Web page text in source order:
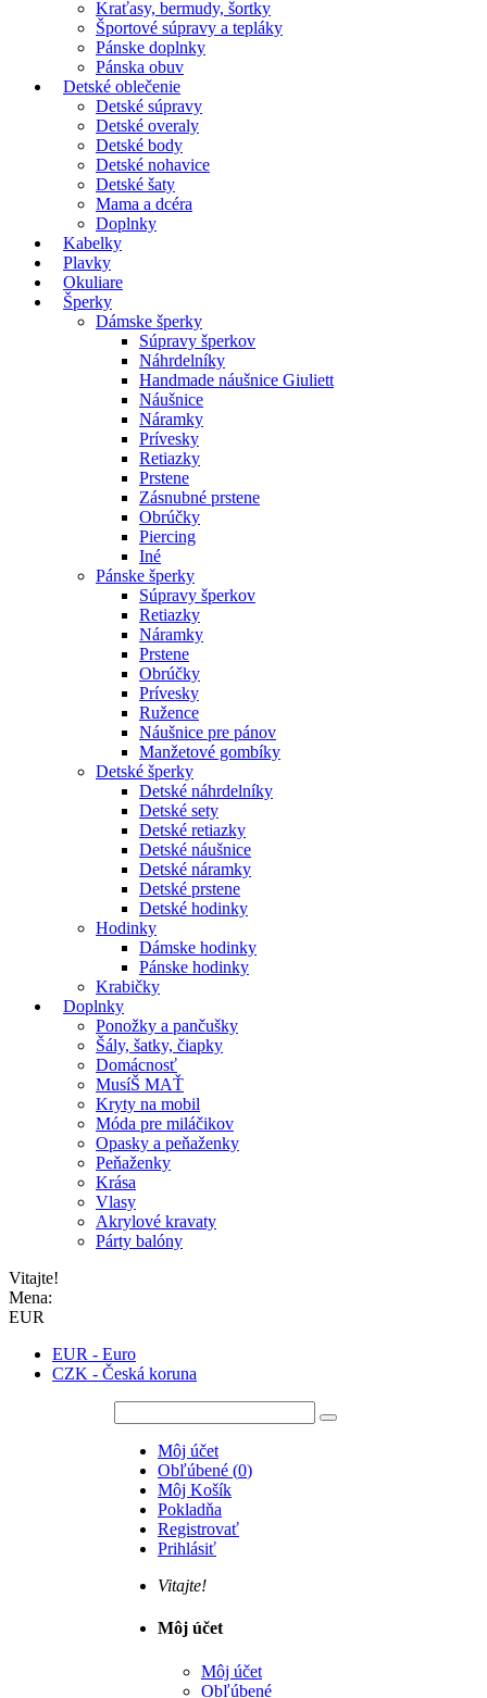
Kraťasy, bermudy, šortky
Športové súpravy a tepláky
Pánske doplnky
Pánska obuv
Detské oblečenie
Detské súpravy
Detské overaly
Detské body
Detské nohavice
Detské šaty
Mama a dcéra
Doplnky
Kabelky
Plavky
Okuliare
Šperky
Dámske šperky
Súpravy šperkov
Náhrdelníky
Handmade náušnice Giuliett
Náušnice
Náramky
Prívesky
Retiazky
Prstene
Zásnubné prstene
Obrúčky
Piercing
Iné
Pánske šperky
Súpravy šperkov
Retiazky
Náramky
Prstene
Obrúčky
Prívesky
Ružence
Náušnice pre pánov
Manžetové gombíky
Detské šperky
Detské náhrdelníky
Detské sety
Detské retiazky
Detské náušnice
Detské náramky
Detské prstene
Detské hodinky
Hodinky
Dámske hodinky
Pánske hodinky
Krabičky
Doplnky
Ponožky a pančušky
Šály, šatky, čiapky
Domácnosť
MusíŠ MAŤ
Kryty na mobil
Móda pre miláčikov
Opasky a peňaženky
Peňaženky
Krása
Vlasy
Akrylové kravaty
Párty balóny
Vitajte!
Mena:
EUR
EUR - Euro
CZK - Česká koruna
Môj účet
Obľúbené (0)
Môj Košík
Pokladňa
Registrovať
Prihlásiť
Vitajte!
Môj účet
Môj účet
Obľúbené